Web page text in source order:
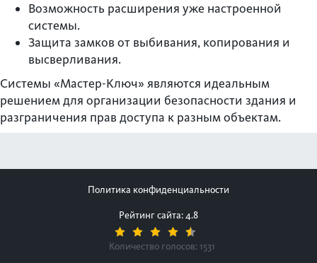
Возможность расширения уже настроенной
системы.
Защита замков от выбивания, копирования и
высверливания.
Системы «Мастер-Ключ» являются идеальным
решением для организации безопасности здания и
разграничения прав доступа к разным объектам.
Политика конфиденциальности
Рейтинг сайта: 4.8
Количество голосов: 1531